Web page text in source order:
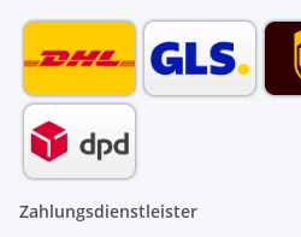
Zahlungsdienstleister